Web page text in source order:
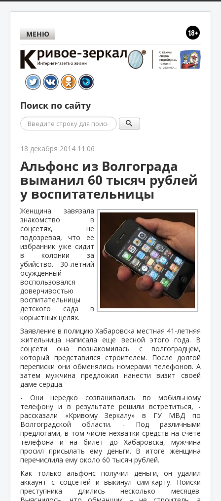
МЕНЮ
Поиск по сайту
Поиск
18 декабря 2014 11:06
Альфонс из Волгограда
выманил 60 тысяч рублей
у воспитательницы
Женщина завязала
знакомство в
соцсетях, не
подозревая, что ее
избранник уже сидит
в колонии за
убийство. 30-летний
осужденный
воспользовался
доверчивостью
воспитательницы
детского сада в
корыстных целях.
Заявление в полицию Хабаровска местная 41-летняя
жительница написала еще весной этого года. В
соцсети она познакомилась с волгоградцем,
который представился строителем. После долгой
переписки они обменялись номерами телефонов. А
затем мужчина предложил нанести визит своей
даме сердца.
- Они нередко созванивались по мобильному
телефону и в результате решили встретиться, -
рассказали «Кривому Зеркалу» в ГУ МВД по
Волгоградской области. - Под различными
предлогами, в том числе нехватки средств на счете
телефона и на билет до Хабаровска, мужчина
просил присылать ему деньги. В итоге женщина
перечислила ему около 60 тысяч рублей.
Как только альфонс получил деньги, он удалил
аккаунт с соцсетей и выкинул сим-карту. Поиски
преступника длились несколько месяцев.